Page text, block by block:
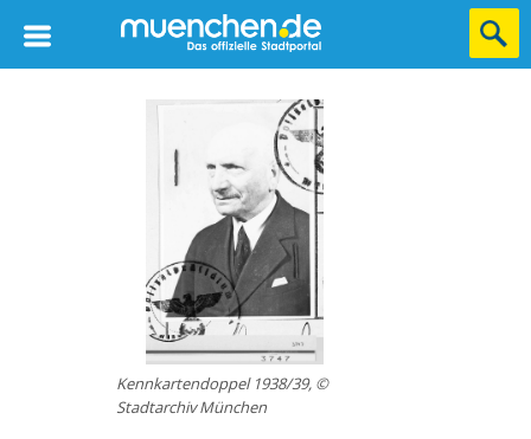
Kennkartendoppel 1938/39, ©
Stadtarchiv München